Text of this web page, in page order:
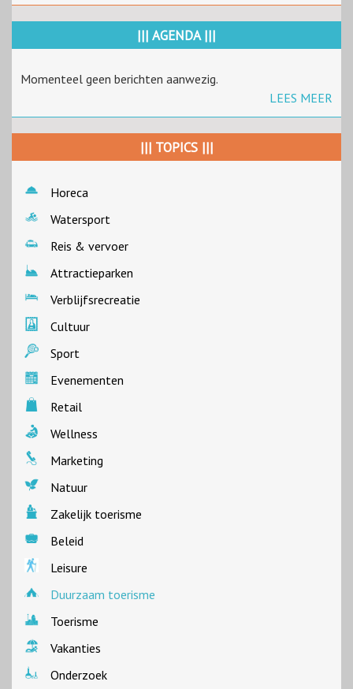
||| AGENDA |||
Momenteel geen berichten aanwezig.
LEES MEER
||| TOPICS |||
Horeca
Watersport
Reis & vervoer
Attractieparken
Verblijfsrecreatie
Cultuur
Sport
Evenementen
Retail
Wellness
Marketing
Natuur
Zakelijk toerisme
Beleid
Leisure
Duurzaam toerisme
Toerisme
Vakanties
Onderzoek